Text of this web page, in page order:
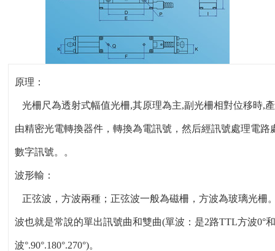
原理：
光柵尺為透射式幅值光柵,其原理為主,副光柵相對位移時,
由精密光電轉換器件，轉換為電訊號，然后經訊號處理電路
數字訊號。。
波形輸：
正弦波，方波兩種；正弦波一般為磁柵，方波為玻璃光柵
波也就是常說的單出訊號曲和雙曲(單波：是2路TTL方波0°
波°.90°.180°.270°)。